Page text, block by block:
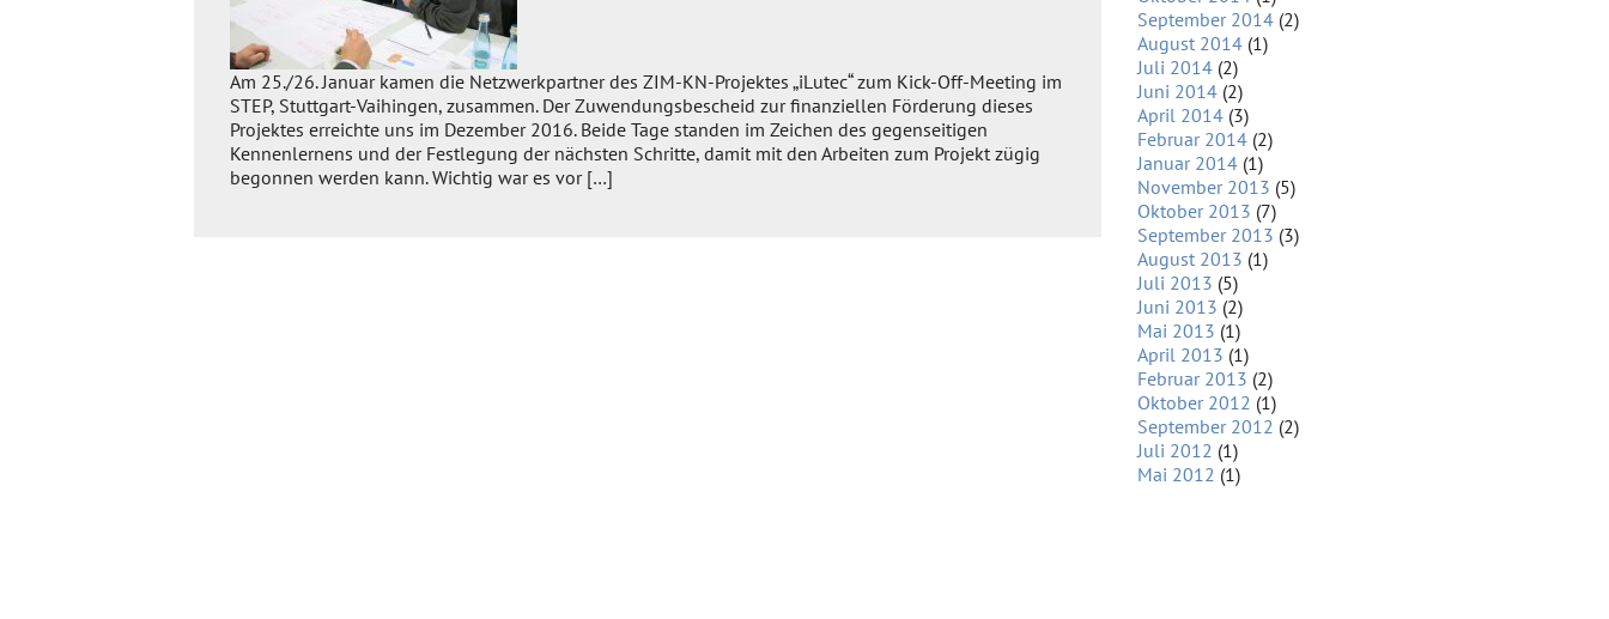
Gießerei“
Am 25./26. Januar kamen die Netzwerkpartner des ZIM-KN-Projektes „iLutec“ zum Kick-Off-Meeting im
STEP, Stuttgart-Vaihingen, zusammen. Der Zuwendungsbescheid zur finanziellen Förderung dieses
Projektes erreichte uns im Dezember 2016. Beide Tage standen im Zeichen des gegenseitigen
Kennenlernens und der Festlegung der nächsten Schritte, damit mit den Arbeiten zum Projekt zügig
begonnen werden kann. Wichtig war es vor […]
September 2014(2)
August 2014(1)
Juli 2014(2)
Juni 2014(2)
April 2014(3)
Februar 2014(2)
Januar 2014(1)
November 2013 (5)
Oktober 2013 (7)
September 2013 (3)
August 2013 (1)
Juli 2013 (5)
Juni 2013 (2)
Mai 2013 (1)
April 2013 (1)
Februar 2013 (2)
Oktober 2012 (1)
September 2012 (2)
Juli 2012 (1)
Mai 2012 (1)